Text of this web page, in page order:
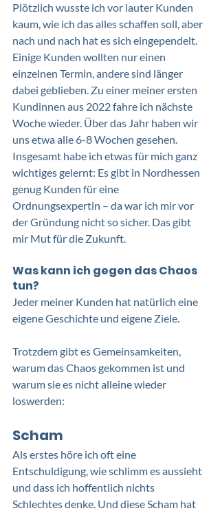
Plötzlich wusste ich vor lauter Kunden
kaum, wie ich das alles schaffen soll, aber
nach und nach hat es sich eingependelt.
Einige Kunden wollten nur einen
einzelnen Termin, andere sind länger
dabei geblieben. Zu einer meiner ersten
Kundinnen aus 2022 fahre ich nächste
Woche wieder. Über das Jahr haben wir
uns etwa alle 6-8 Wochen gesehen.
Insgesamt habe ich etwas für mich ganz
wichtiges gelernt: Es gibt in Nordhessen
genug Kunden für eine
Ordnungsexpertin – da war ich mir vor
der Gründung nicht so sicher. Das gibt
mir Mut für die Zukunft.
Was kann ich gegen das Chaos
tun?
Jeder meiner Kunden hat natürlich eine
eigene Geschichte und eigene Ziele.
Trotzdem gibt es Gemeinsamkeiten,
warum das Chaos gekommen ist und
warum sie es nicht alleine wieder
loswerden:
Scham
Als erstes höre ich oft eine
Entschuldigung, wie schlimm es aussieht
und dass ich hoffentlich nichts
Schlechtes denke. Und diese Scham hat